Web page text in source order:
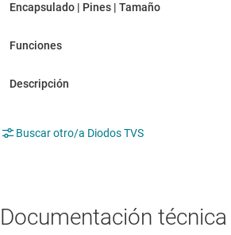
Buscar otro/a Diodos TVS
Documentación técnica